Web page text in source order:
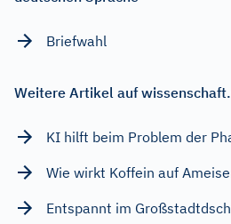
Briefwahl
Weitere Artikel auf
KI hilft beim Problem der
Wie wirkt Koffein auf
Entspannt im